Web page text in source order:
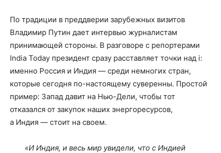
По традиции в преддверии зарубежных визитов
Владимир Путин дает интервью журналистам
принимающей стороны. В разговоре с репортерами
India Today президент сразу расставляет точки над i:
именно Россия и Индия — среди немногих стран,
которые сегодня по-настоящему суверенны. Простой
пример: Запад давит на Нью-Дели, чтобы тот
отказался от закупок наших энергоресурсов,
а Индия — стоит на своем.
«И Индия, и весь мир увидели, что с Индией